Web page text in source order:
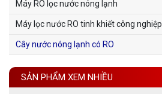
Máy RO lọc nước nóng lạnh
Máy lọc nước RO tinh khiết công nghiệp
Cây nước nóng lạnh có RO
SẢN PHẨM XEM NHIỀU